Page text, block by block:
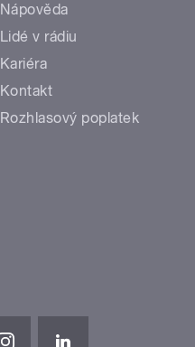
Nápověda
Lidé v rádiu
Kariéra
Kontakt
Rozhlasový poplatek